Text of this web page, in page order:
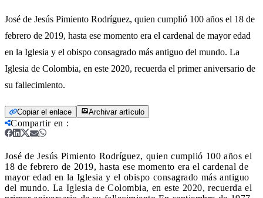
José de Jesús Pimiento Rodríguez, quien cumplió 100 años el 18 de
febrero de 2019, hasta ese momento era el cardenal de mayor edad
en la Iglesia y el obispo consagrado más antiguo del mundo. La
Iglesia de Colombia, en este 2020, recuerda el primer aniversario de
su fallecimiento.
Copiar el enlace Archivar artículo
Compartir en :
José de Jesús Pimiento Rodríguez, quien cumplió 100 años el
18 de febrero de 2019, hasta ese momento era el cardenal de
mayor edad en la Iglesia y el obispo consagrado más antiguo
del mundo. La Iglesia de Colombia, en este 2020, recuerda el